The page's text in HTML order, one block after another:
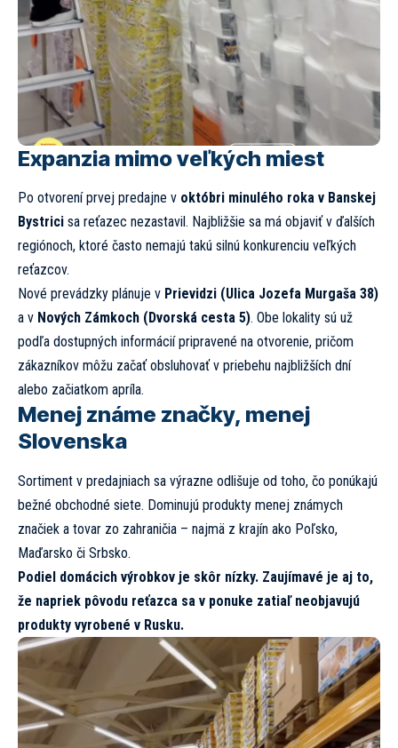
Expanzia mimo veľkých miest
Po otvorení prvej predajne v októbri minulého roka v Banskej
Bystrici sa reťazec nezastavil. Najbližšie sa má objaviť v ďalších
regiónoch, ktoré často nemajú takú silnú konkurenciu veľkých
reťazcov.
Nové prevádzky plánuje v Prievidzi (Ulica Jozefa Murgaša 38)
a v Nových Zámkoch (Dvorská cesta 5). Obe lokality sú už
podľa dostupných informácií pripravené na otvorenie, pričom
zákazníkov môžu začať obsluhovať v priebehu najbližších dní
alebo začiatkom apríla.
Menej známe značky, menej
Slovenska
Sortiment v predajniach sa výrazne odlišuje od toho, čo ponúkajú
bežné obchodné siete. Dominujú produkty menej známych
značiek a tovar zo zahraničia – najmä z krajín ako Poľsko,
Maďarsko či Srbsko.
Podiel domácich výrobkov je skôr nízky. Zaujímavé je aj to,
že napriek pôvodu reťazca sa v ponuke zatiaľ neobjavujú
produkty vyrobené v Rusku.